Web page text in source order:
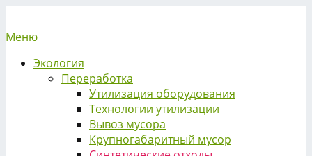
Меню
Экология
Переработка
Утилизация оборудования
Технологии утилизации
Вывоз мусора
Крупногабаритный мусор